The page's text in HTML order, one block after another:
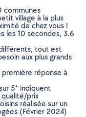
communes
village à la plus
de chez vous !
les 10 secondes, 3.6
tout est
aux plus grands
réponse à
5* indiquent
qualité/prix
réalisée sur un
(Février 2024)